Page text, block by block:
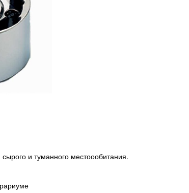
и туманного местоообитания.